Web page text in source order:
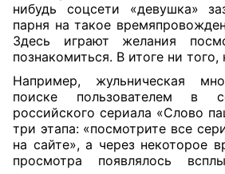
нибудь соцсети «девушка»
парня на такое
Здесь играют желания
познакомиться. В итоге ни того,
Например, жульническая
поиске пользователем в
российского сериала «Слово
три этапа: «посмотрите все
на сайте», а через некоторое
просмотра появлялось